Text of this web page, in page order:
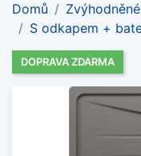
Domů
S odkapem +
DOPRAVA ZDARMA